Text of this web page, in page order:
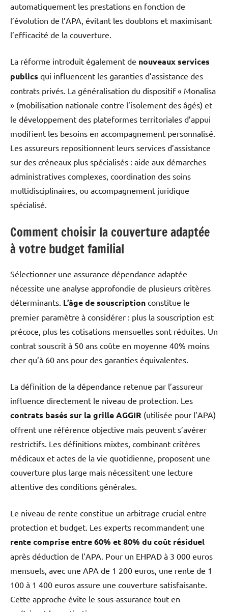
automatiquement les prestations en fonction de
l’évolution de l’APA, évitant les doublons et maximisant
l’efficacité de la couverture.
La réforme introduit également de nouveaux services
publics qui influencent les garanties d’assistance des
contrats privés. La généralisation du dispositif « Monalisa
» (mobilisation nationale contre l’isolement des âgés) et
le développement des plateformes territoriales d’appui
modifient les besoins en accompagnement personnalisé.
Les assureurs repositionnent leurs services d’assistance
sur des créneaux plus spécialisés : aide aux démarches
administratives complexes, coordination des soins
multidisciplinaires, ou accompagnement juridique
spécialisé.
Comment choisir la couverture adaptée
à votre budget familial
Sélectionner une assurance dépendance adaptée
nécessite une analyse approfondie de plusieurs critères
déterminants. L’âge de souscription constitue le
premier paramètre à considérer : plus la souscription est
précoce, plus les cotisations mensuelles sont réduites. Un
contrat souscrit à 50 ans coûte en moyenne 40% moins
cher qu’à 60 ans pour des garanties équivalentes.
La définition de la dépendance retenue par l’assureur
influence directement le niveau de protection. Les
contrats basés sur la grille AGGIR (utilisée pour l’APA)
offrent une référence objective mais peuvent s’avérer
restrictifs. Les définitions mixtes, combinant critères
médicaux et actes de la vie quotidienne, proposent une
couverture plus large mais nécessitent une lecture
attentive des conditions générales.
Le niveau de rente constitue un arbitrage crucial entre
protection et budget. Les experts recommandent une
rente comprise entre 60% et 80% du coût résiduel
après déduction de l’APA. Pour un EHPAD à 3 000 euros
mensuels, avec une APA de 1 200 euros, une rente de 1
100 à 1 400 euros assure une couverture satisfaisante.
Cette approche évite le sous-assurance tout en